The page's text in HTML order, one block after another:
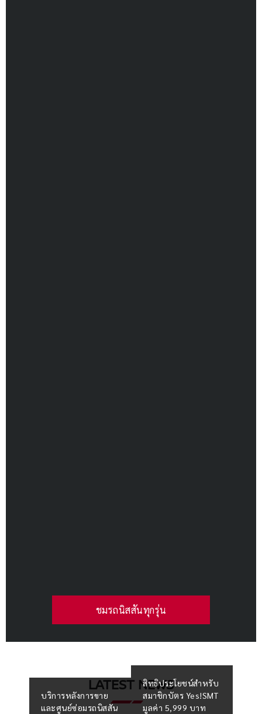
ชมรถนิสสันทุกรุ่น
LATEST NEWS
บริการหลังการขาย
และศูนย์ซ่อมรถนิสสัน
สิทธิประโยชน์สำหรับ
สมาชิกบัตร Yes!SMT
มูลค่า 5,999 บาท